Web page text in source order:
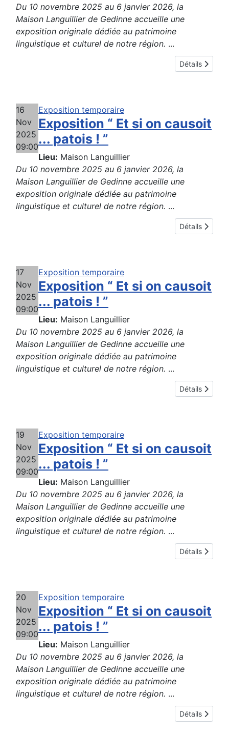
Du 10 novembre 2025 au 6 janvier 2026, la
Maison Languillier de Gedinne accueille une
exposition originale dédiée au patrimoine
linguistique et culturel de notre région. ...
Détails
16
Nov
2025
09:00
Exposition temporaire
Exposition “ Et si on causoit
... patois ! ”
Lieu: Maison Languillier
Du 10 novembre 2025 au 6 janvier 2026, la
Maison Languillier de Gedinne accueille une
exposition originale dédiée au patrimoine
linguistique et culturel de notre région. ...
Détails
17
Nov
2025
09:00
Exposition temporaire
Exposition “ Et si on causoit
... patois ! ”
Lieu: Maison Languillier
Du 10 novembre 2025 au 6 janvier 2026, la
Maison Languillier de Gedinne accueille une
exposition originale dédiée au patrimoine
linguistique et culturel de notre région. ...
Détails
19
Nov
2025
09:00
Exposition temporaire
Exposition “ Et si on causoit
... patois ! ”
Lieu: Maison Languillier
Du 10 novembre 2025 au 6 janvier 2026, la
Maison Languillier de Gedinne accueille une
exposition originale dédiée au patrimoine
linguistique et culturel de notre région. ...
Détails
20
Nov
2025
09:00
Exposition temporaire
Exposition “ Et si on causoit
... patois ! ”
Lieu: Maison Languillier
Du 10 novembre 2025 au 6 janvier 2026, la
Maison Languillier de Gedinne accueille une
exposition originale dédiée au patrimoine
linguistique et culturel de notre région. ...
Détails